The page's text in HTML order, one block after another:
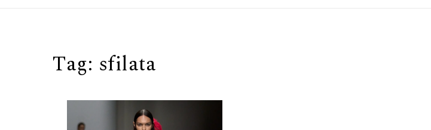
Tag: sfilata